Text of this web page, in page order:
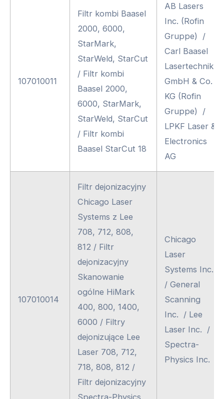
107010011
Filtr kombi Baasel
2000, 6000,
StarMark,
StarWeld, StarCut
/ Filtr kombi
Baasel 2000,
6000, StarMark,
StarWeld, StarCut
/ Filtr kombi
Baasel StarCut 18
AB Lasers
Inc. (Rofin
Gruppe) /
Carl Baasel
Lasertechnik
GmbH & Co.
KG (Rofin
Gruppe) /
LPKF Laser &
Electronics
AG
107010014
Filtr dejonizacyjny
Chicago Laser
Systems z Lee
708, 712, 808,
812 / Filtr
dejonizacyjny
Skanowanie
ogólne HiMark
400, 800, 1400,
6000 / Filtry
dejonizujące Lee
Laser 708, 712,
718, 808, 812 /
Filtr dejonizacyjny
Spectra-Physics
Chicago
Laser
Systems Inc.
/ General
Scanning
Inc. / Lee
Laser Inc. /
Spectra-
Physics Inc.